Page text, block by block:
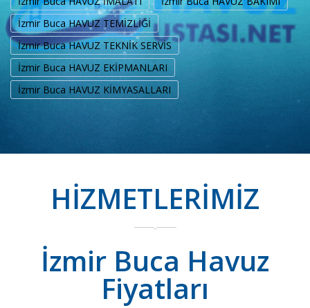
İzmir Buca HAVUZ TEMİZLİĞİ
İzmir Buca HAVUZ TEKNİK SERVİS
İzmir Buca HAVUZ EKİPMANLARI
İzmir Buca HAVUZ KİMYASALLARI
HİZMETLERİMİZ
İzmir Buca Havuz
Fiyatları